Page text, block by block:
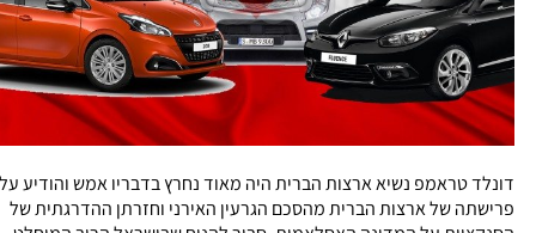
דונלד טראמפ נשיא ארצות הברית היה מאוד נחרץ בדבריו אמש והודיע על
פרישתה של ארצות הברית מהסכם הגרעין האירני וחזרתן ההדרגתית של